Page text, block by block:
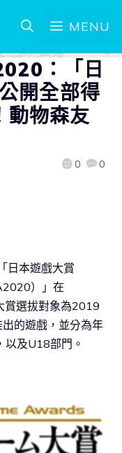
MENU
：「日
開全部得
物森友
0 0
日本遊戲大賞
）」在
賞選拔對象為2019
的遊戲，並分為年
以及U18部門。